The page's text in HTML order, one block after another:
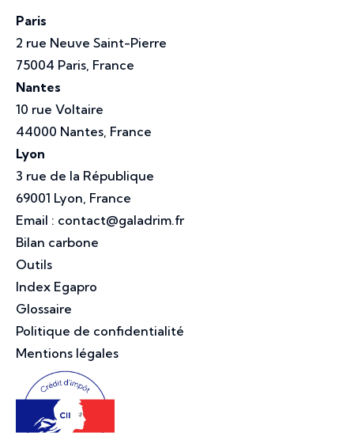
Paris
2 rue Neuve Saint-Pierre
75004 Paris, France
Nantes
10 rue Voltaire
44000 Nantes, France
Lyon
3 rue de la République
69001 Lyon, France
Email : contact@galadrim.fr
Bilan carbone
Outils
Index Egapro
Glossaire
Politique de confidentialité
Mentions légales